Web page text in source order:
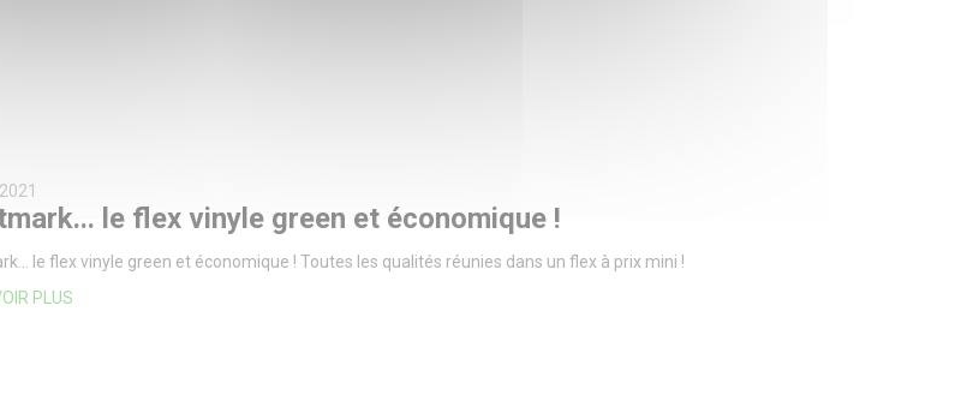
le flex vinyle green et économique !
le flex vinyle green et économique ! Toutes les qualités réunies dans un flex à prix mini !
PLUS